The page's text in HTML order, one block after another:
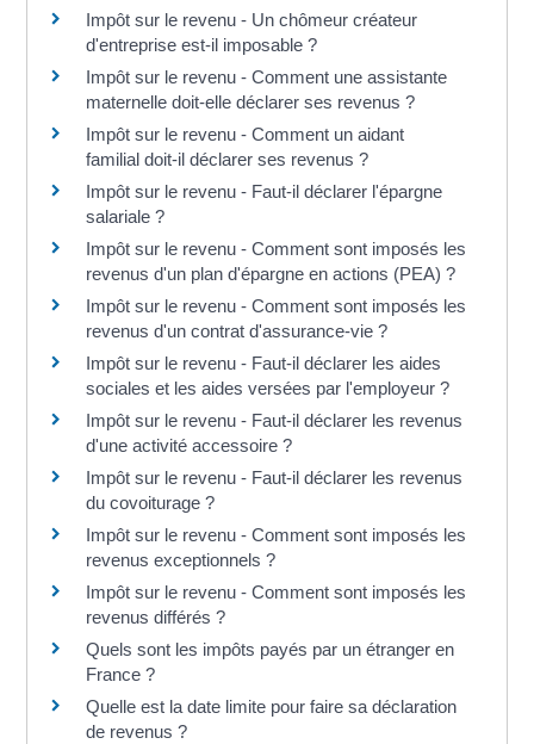
Impôt sur le revenu - Un chômeur créateur
d'entreprise est-il imposable ?
Impôt sur le revenu - Comment une assistante
maternelle doit-elle déclarer ses revenus ?
Impôt sur le revenu - Comment un aidant
familial doit-il déclarer ses revenus ?
Impôt sur le revenu - Faut-il déclarer l'épargne
salariale ?
Impôt sur le revenu - Comment sont imposés les
revenus d'un plan d'épargne en actions (PEA) ?
Impôt sur le revenu - Comment sont imposés les
revenus d'un contrat d'assurance-vie ?
Impôt sur le revenu - Faut-il déclarer les aides
sociales et les aides versées par l'employeur ?
Impôt sur le revenu - Faut-il déclarer les revenus
d'une activité accessoire ?
Impôt sur le revenu - Faut-il déclarer les revenus
du covoiturage ?
Impôt sur le revenu - Comment sont imposés les
revenus exceptionnels ?
Impôt sur le revenu - Comment sont imposés les
revenus différés ?
Quels sont les impôts payés par un étranger en
France ?
Quelle est la date limite pour faire sa déclaration
de revenus ?